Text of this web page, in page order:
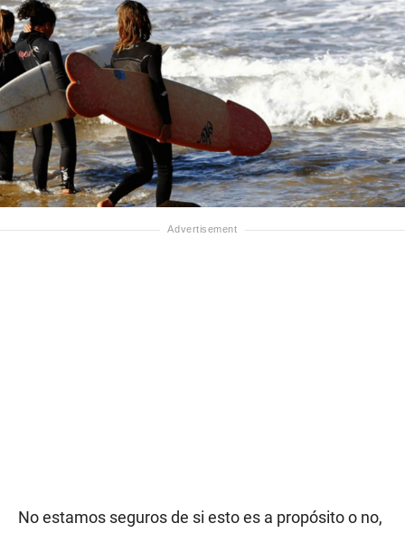
No estamos seguros de si esto es a propósito o no,